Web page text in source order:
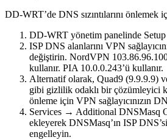
DD-WRT’de DNS sızıntılarını önlemek
DD-WRT yönetim panelinde
ISP DNS alanlarını VPN
değiştirin. NordVPN
kullanır. PIA 10.0.0.243’ü kullanır.
Alternatif olarak, Quad9 (9.9.9.9)
gibi gizlilik odaklı bir çözümleyici
önleme için VPN sağlayıcınızın
Services → Additional DNSMasq
ekleyerek DNSMasq’ın ISP
engelleyin.